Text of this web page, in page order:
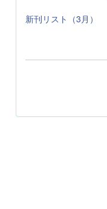
新刊リスト（3月）